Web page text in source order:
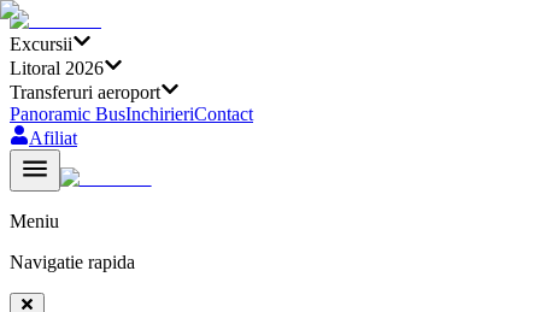
Excursii
Litoral 2026
Transferuri aeroport
Panoramic BusInchirieriContact
Afiliat
Meniu
Navigatie rapida